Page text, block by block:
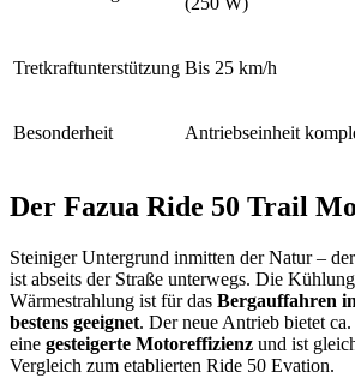
Tretkraftunterstützung Bis 25 km/h
Besonderheit Antriebseinheit
Der Fazua Ride 50 Trail
Steiniger Untergrund inmitten der Natur – der
ist abseits der Straße unterwegs. Die
Wärmestrahlung ist für das Bergauffahren
bestens geeignet. Der neue Antrieb bietet ca.
eine gesteigerte Motoreffizienz und ist
Vergleich zum etablierten Ride 50 Evation.